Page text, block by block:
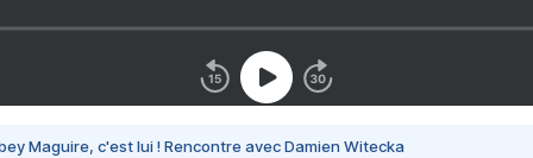
Maguire, c'est lui ! Rencontre avec Damien Witecka